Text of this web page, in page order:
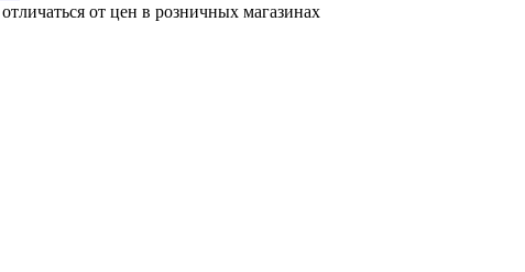
от цен в розничных магазинах